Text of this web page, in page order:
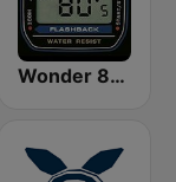
Wonder 80's